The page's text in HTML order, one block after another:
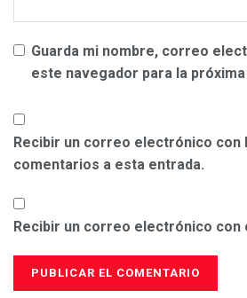
Guarda mi nombre, correo
este navegador para la
Recibir un correo electrónico con
comentarios a esta entrada.
Recibir un correo electrónico con